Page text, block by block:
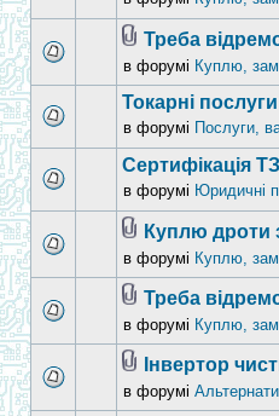
Треба
в форумі Куплю,
Токарні послуги
в форумі Послуги,
Сертифікація
в форумі Юридичні
Куплю дроти
в форумі Куплю,
Треба
в форумі Куплю,
Інвертор
в форумі